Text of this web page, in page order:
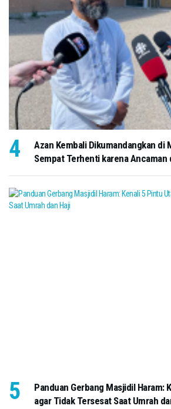
Azan Kembali Dikumandangkan di
Sempat Terhenti karena Ancaman
Panduan Gerbang Masjidil Haram:
agar Tidak Tersesat Saat Umrah